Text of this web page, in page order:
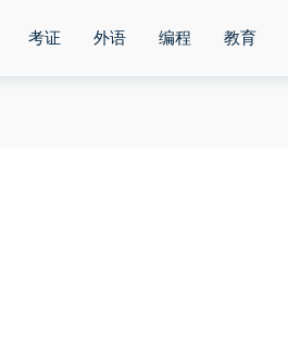
考证 外语 编程 教育